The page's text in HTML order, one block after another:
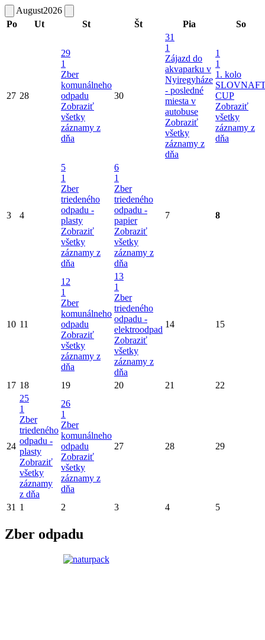
August2026
Po
Ut St Št Pia So
27 28
29
1
Zber
komunálneho
odpadu
Zobraziť
všetky
záznamy z
dňa
30
31
1
Zájazd do
akvaparku v
Nyiregyháze
- posledné
miesta v
autobuse
Zobraziť
všetky
záznamy z
dňa
1
1
1. kolo
CUP
Zobraziť
všetky
záznamy z
dňa
3 4
5
1
Zber
triedeného
odpadu -
plasty
Zobraziť
všetky
záznamy z
dňa
6
1
Zber
triedeného
odpadu -
papier
Zobraziť
všetky
záznamy z
dňa
7 8
10 11
12
1
Zber
komunálneho
odpadu
Zobraziť
všetky
záznamy z
dňa
13
1
Zber
triedeného
odpadu -
elektroodpad
Zobraziť
všetky
záznamy z
dňa
14 15
17 18 19 20 21 22
24
25
1
Zber
triedeného
odpadu -
plasty
Zobraziť
všetky
záznamy
z dňa
26
1
Zber
komunálneho
odpadu
Zobraziť
všetky
záznamy z
dňa
27 28 29
31 1 2 3 4 5
Zber odpadu